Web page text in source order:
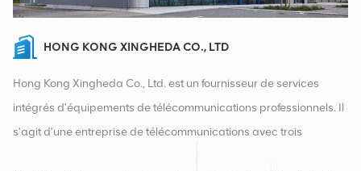
HONG KONG XINGHEDA CO., LTD
Hong Kong Xingheda Co., Ltd. est un fournisseur de services
intégrés d'équipements de télécommunications professionnels. Il
s'agit d'une entreprise de télécommunications avec trois